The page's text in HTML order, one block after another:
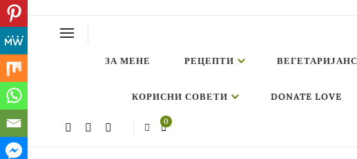
ЗА МЕНЕ РЕЦЕПТИ
КОРИСНИ СОВЕТИ DONATE LOVE
0